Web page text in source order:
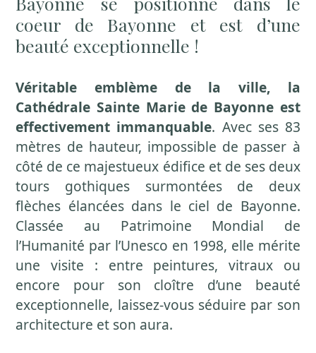
coeur de Bayonne et est d’une
beauté exceptionnelle !
Véritable emblème de la ville, la
Cathédrale Sainte Marie de Bayonne est
effectivement immanquable. Avec ses 83
mètres de hauteur, impossible de passer à
côté de ce majestueux édifice et de ses deux
tours gothiques surmontées de deux
flèches élancées dans le ciel de Bayonne.
Classée au Patrimoine Mondial de
l’Humanité par l’Unesco en 1998, elle mérite
une visite : entre peintures, vitraux ou
encore pour son cloître d’une beauté
exceptionnelle, laissez-vous séduire par son
architecture et son aura.